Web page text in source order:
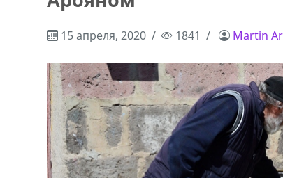
15 апреля, 2020 1841 Martin